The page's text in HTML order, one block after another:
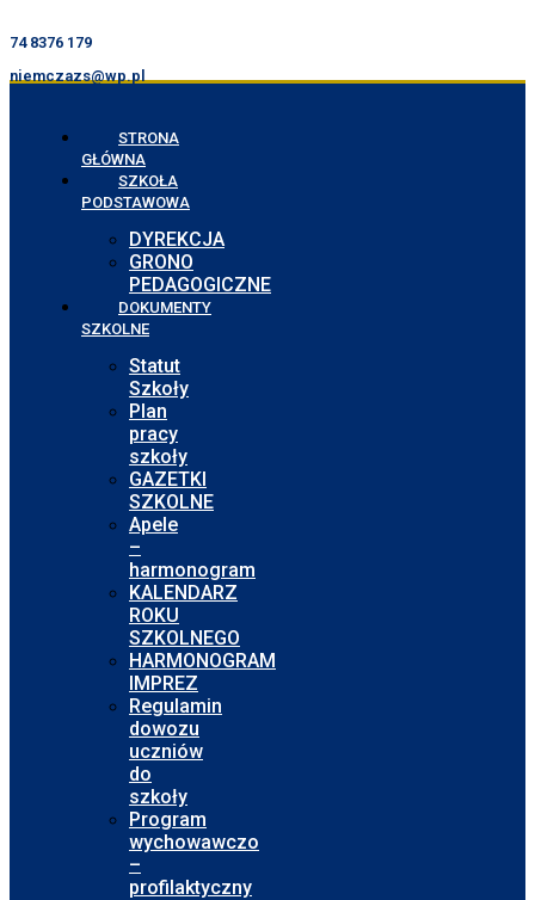
74 8376 179
niemczazs@wp.pl
STRONA
GŁÓWNA
SZKOŁA
PODSTAWOWA
DYREKCJA
GRONO
PEDAGOGICZNE
DOKUMENTY
SZKOLNE
Statut
Szkoły
Plan
pracy
szkoły
GAZETKI
SZKOLNE
Apele
–
harmonogram
KALENDARZ
ROKU
SZKOLNEGO
HARMONOGRAM
IMPREZ
Regulamin
dowozu
uczniów
do
szkoły
Program
wychowawczo
–
profilaktyczny